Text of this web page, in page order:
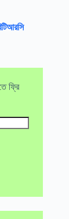
ফ্রি